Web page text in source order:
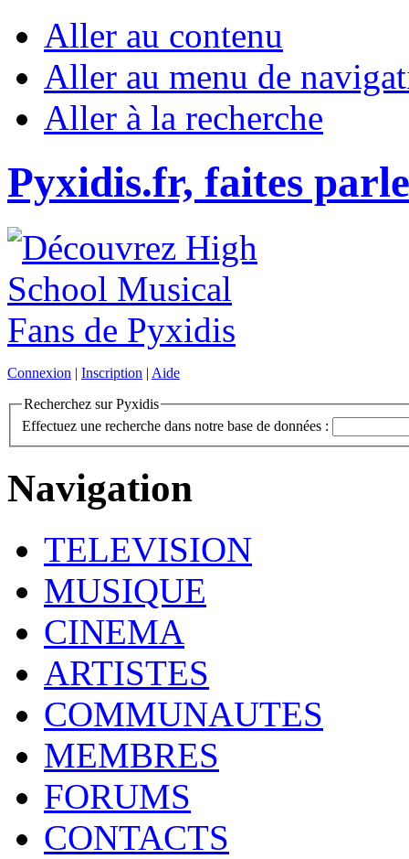
Aller au contenu
Aller au menu de
Aller à la recherche
Pyxidis.fr, faites
Connexion | Inscription | Aide
Recherchez sur Pyxidis
Effectuez une recherche dans notre base de données :
Navigation
TELEVISION
MUSIQUE
CINEMA
ARTISTES
COMMUNAUTES
MEMBRES
FORUMS
CONTACTS